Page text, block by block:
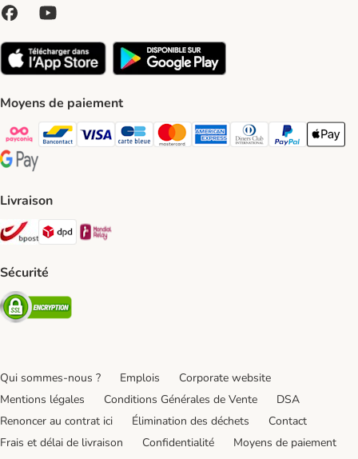
Moyens de paiement
Payconiq Payment Method
bancontact Payment Method
Visa Payment Method
carte bleue Payment Method
Master card Payment Method
American express Payment
Diners club Payment
Paypal Payment
Apple
Google Pay Payment Method
Livraison
Bpost Shipping Method
DPD Shipping Method
Sécurité
Security
Qui sommes-nous ? Emplois
Corporate website
Mentions légales
Conditions Générales de Vente
DSA
Renoncer au contrat ici
Élimination des déchets
Contact
Frais et délai de livraison
Confidentialité
Moyens de paiement